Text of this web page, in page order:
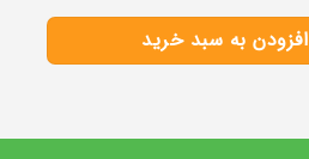
افزودن به سبد خرید